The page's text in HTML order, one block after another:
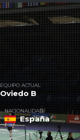
EQUIPO ACTUAL
Oviedo B
NACIONALIDAD
España